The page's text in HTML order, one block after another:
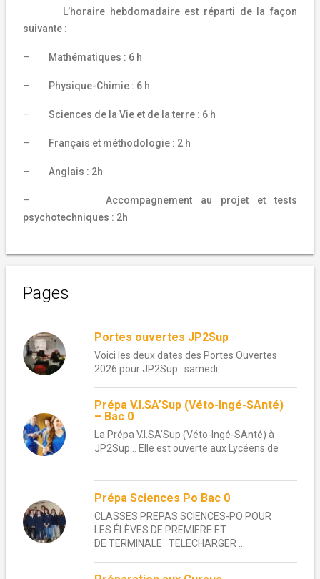
·
L’horaire hebdomadaire est réparti de la façon
suivante :
– Mathématiques : 6 h
– Physique-Chimie : 6 h
– Sciences de la Vie et de la terre : 6 h
– Français et méthodologie : 2 h
– Anglais : 2h
– Accompagnement au projet et tests
psychotechniques : 2h
Pages
Portes ouvertes JP2Sup
Voici les deux dates des Portes Ouvertes
2026 pour JP2Sup : samedi ...
Prépa V.I.SA’Sup (Véto-Ingé-SAnté)
– Bac 0
La Prépa V.I.SA’Sup (Véto-Ingé-SAnté) à
JP2Sup… Elle est ouverte aux Lycéens de
Prépa Sciences Po Bac 0
CLASSES PREPAS SCIENCES-PO POUR
LES ÉLÈVES DE PREMIERE ET
DE TERMINALE TELECHARGER ...